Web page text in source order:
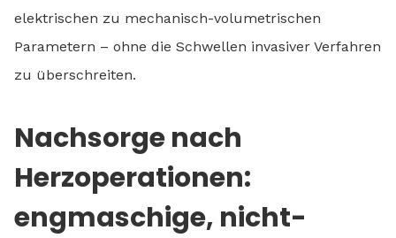
elektrischen zu mechanisch-volumetrischen
Parametern – ohne die Schwellen invasiver Verfahren
zu überschreiten.
Nachsorge nach
Herzoperationen:
engmaschige, nicht-